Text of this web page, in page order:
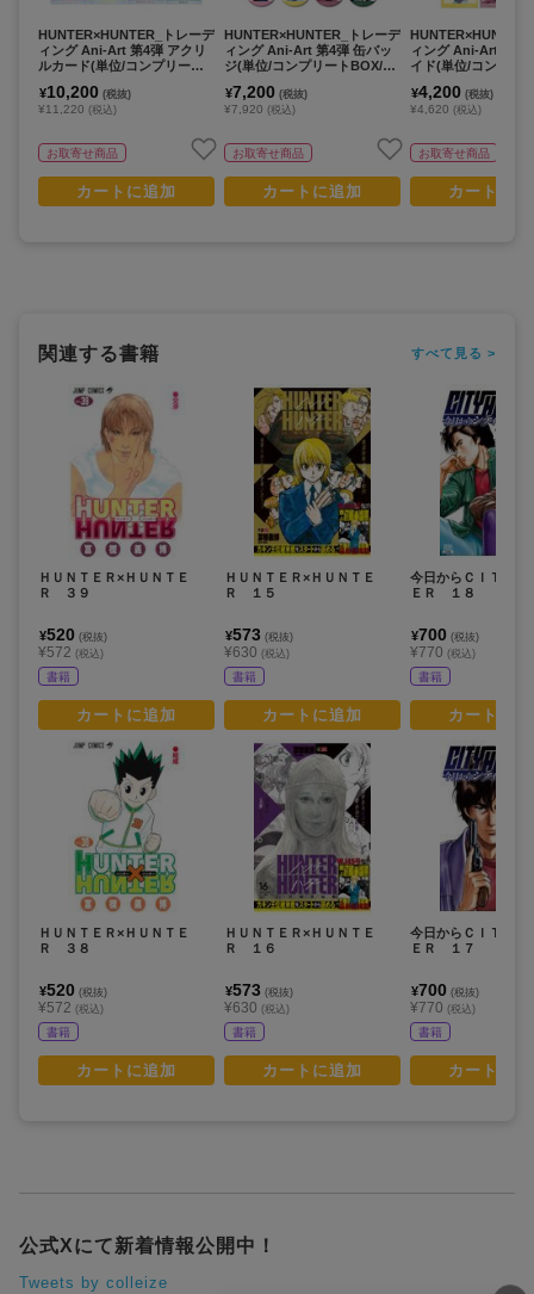
HUNTER×HUNTER_トレーデ
ィング Ani-Art 第4弾 アクリ
ルカード(単位/コンプリートB
¥10,200 (税抜)
¥11,220 (税込)
お取寄せ商品
カートに追加
HUNTER×HUNTER_トレーデ
ィング Ani-Art 第4弾 缶バッ
ジ(単位/コンプリートBOX/15
¥7,200 (税抜)
¥7,920 (税込)
お取寄せ商品
カートに追加
ィング Ani-Art 第4
イド(単位/コンプリ
¥4,200 (税抜)
¥4,620 (税込)
お取寄せ商品
カートに
関連する書籍 すべて見る >
ＨＵＮＴＥＲ×ＨＵＮＴＥ
Ｒ ３９
¥520 (税抜)
¥572 (税込)
書籍
カートに追加
ＨＵＮＴＥＲ×ＨＵＮＴＥ
Ｒ ３８
¥520 (税抜)
¥572 (税込)
書籍
カートに追加
ＨＵＮＴＥＲ×ＨＵＮＴＥ
Ｒ １５
¥573 (税抜)
¥630 (税込)
書籍
カートに追加
ＨＵＮＴＥＲ×ＨＵＮＴＥ
Ｒ １６
¥573 (税抜)
¥630 (税込)
書籍
カートに追加
今日からＣＩＴＹ
ＥＲ １８
¥700 (税抜)
¥770 (税込)
書籍
カートに
今日からＣＩＴＹ
ＥＲ １７
¥700 (税抜)
¥770 (税込)
書籍
カートに
公式Xにて新着情報公開中！
Tweets by colleize